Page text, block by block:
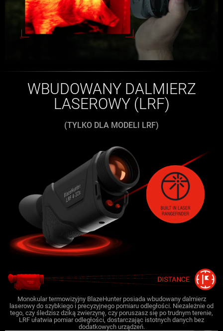
WBUDOWANY DALMIERZ
LASEROWY (LRF)
(TYLKO DLA MODELI LRF)
Monokular termowizyjny BlazeHunter posiada wbudowany dalmierz
laserowy do szybkiego i precyzyjnego pomiaru odległości. Niezależnie od
tego, czy śledzisz dziką zwierzynę, czy poruszasz się po trudnym terenie,
LRF ułatwia pomiar odległości, dostarczając istotnych danych bez
dodatkowych urządzeń.